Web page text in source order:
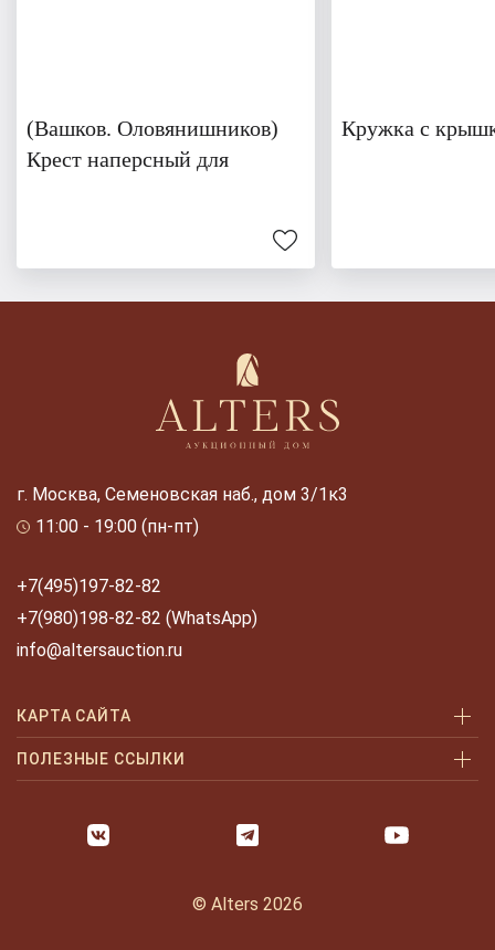
(Вашков. Оловянишников)
Крест наперсный для
Кружка с
г. Москва, Семеновская наб., дом 3/1к3
11:00 - 19:00 (пн-пт)
+7(495)197-82-82
+7(980)198-82-82 (WhatsApp)
info@altersauction.ru
КАРТА САЙТА
Аукционы
Как продать
ПОЛЕЗНЫЕ ССЫЛКИ
Оплата и доставка
Часто задаваемые вопросы
© Alters 2026